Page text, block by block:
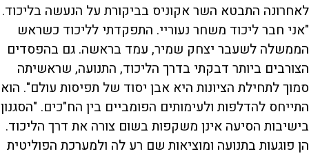
לאחרונה התבטא השר אקוניס בביקורת על הנעשה בליכוד.
"אני חבר ליכוד משחר נעוריי. התפקדתי לליכוד כשראש
הממשלה לשעבר יצחק שמיר, עמד בראשה. גם בהפסדים
הצורבים ביותר דבקתי בדרך הליכוד, התנועה, שראשיתה
סמוך לתחילת הציונות היא אבן יסוד של תפיסות עולם". הוא
התייחס להדלפות ולעימותים הפומביים בין הח"כים. "הסגנון
בישיבות הסיעה אינן משקפות בשום צורה את דרך הליכוד.
הן פוגעות בתנועה ומוציאות שם רע לה ולמערכת הפוליטית